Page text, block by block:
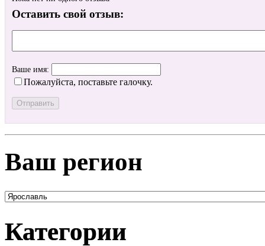
Оставить свой отзыв:
Ваше имя:
Пожалуйста, поставьте галочку.
Ваш регион
Категории